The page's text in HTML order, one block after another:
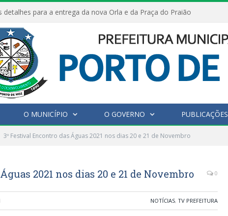
detalhes para a entrega da nova Orla e da Praça do Praião
O MUNICÍPIO O GOVERNO PUBLICAÇÕES
3º Festival Encontro das Águas 2021 nos dias 20 e 21 de Novembro
2021 nos dias 20 e 21 de Novembro 0
NOTÍCIAS, TV PREFEITURA